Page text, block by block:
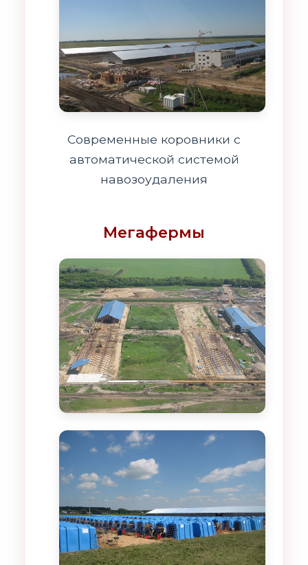
Современные коровники с
автоматической системой
навозоудаления
Мегафермы